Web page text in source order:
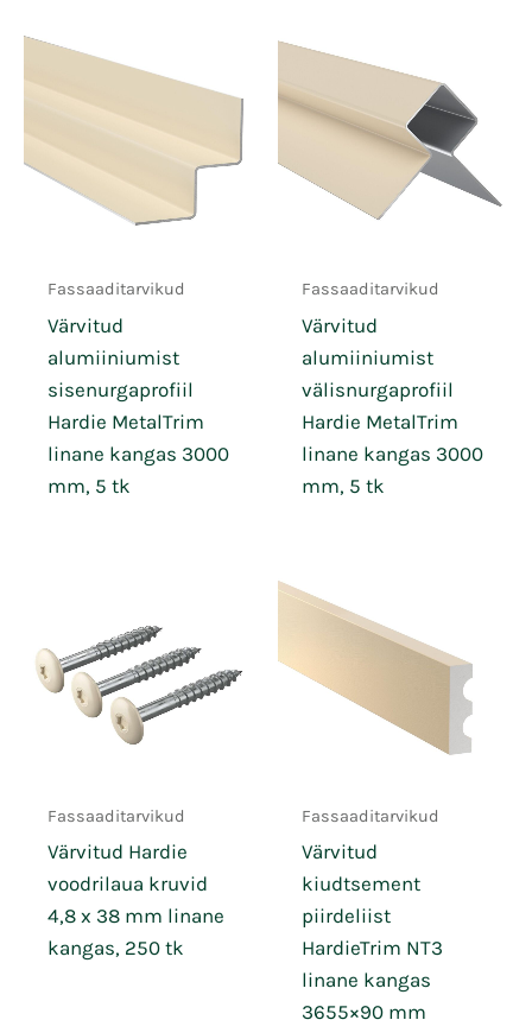
Fassaaditarvikud
Värvitud
alumiiniumist
sisenurgaprofiil
Hardie MetalTrim
linane kangas 3000
mm, 5 tk
Fassaaditarvikud
Värvitud
alumiiniumist
välisnurgaprofiil
Hardie MetalTrim
linane kangas 3000
mm, 5 tk
Fassaaditarvikud
Värvitud Hardie
voodrilaua kruvid
4,8 x 38 mm linane
kangas, 250 tk
Fassaaditarvikud
Värvitud
kiudtsement
piirdeliist
HardieTrim NT3
linane kangas
3655×90 mm